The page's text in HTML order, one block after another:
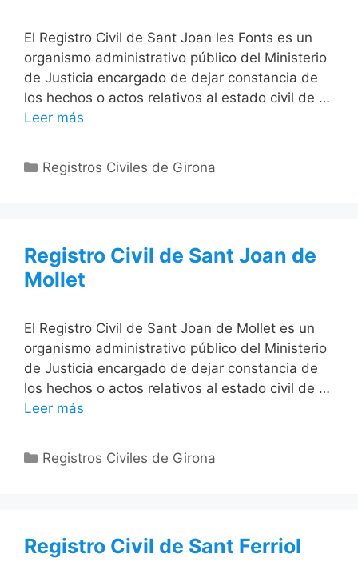
El Registro Civil de Sant Joan les Fonts es un
organismo administrativo público del Ministerio
de Justicia encargado de dejar constancia de
los hechos o actos relativos al estado civil de …
Leer más
Categorías
Registros Civiles de Girona
Registro Civil de Sant Joan de
Mollet
El Registro Civil de Sant Joan de Mollet es un
organismo administrativo público del Ministerio
de Justicia encargado de dejar constancia de
los hechos o actos relativos al estado civil de …
Leer más
Categorías
Registros Civiles de Girona
Registro Civil de Sant Ferriol